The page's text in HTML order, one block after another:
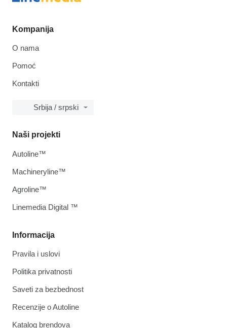
Kompanija
O nama
Pomoć
Kontakti
Srbija / srpski
Informacija
Pravila i uslovi
Politika privatnosti
Saveti za bezbednost
Recenzije o Autoline
Katalog brendova
Naši projekti
Autoline™
Machineryline™
Agroline™
Linemedia Digital ™